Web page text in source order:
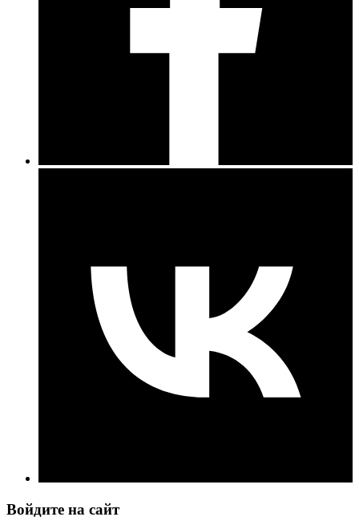
Войдите на сайт